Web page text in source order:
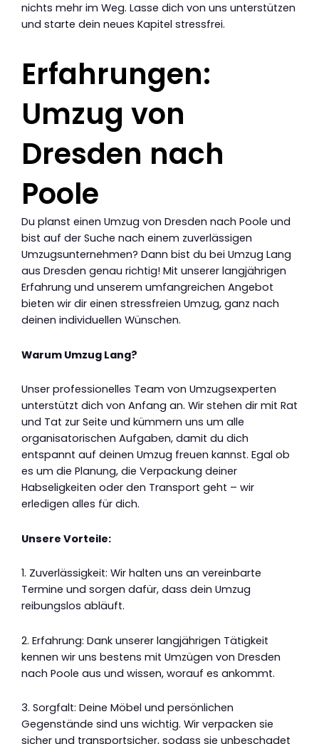
nichts mehr im Weg. Lasse dich von uns unterstützen
und starte dein neues Kapitel stressfrei.
Erfahrungen:
Umzug von
Dresden nach
Poole
Du planst einen Umzug von Dresden nach Poole und
bist auf der Suche nach einem zuverlässigen
Umzugsunternehmen? Dann bist du bei Umzug Lang
aus Dresden genau richtig! Mit unserer langjährigen
Erfahrung und unserem umfangreichen Angebot
bieten wir dir einen stressfreien Umzug, ganz nach
deinen individuellen Wünschen.
Warum Umzug Lang?
Unser professionelles Team von Umzugsexperten
unterstützt dich von Anfang an. Wir stehen dir mit Rat
und Tat zur Seite und kümmern uns um alle
organisatorischen Aufgaben, damit du dich
entspannt auf deinen Umzug freuen kannst. Egal ob
es um die Planung, die Verpackung deiner
Habseligkeiten oder den Transport geht – wir
erledigen alles für dich.
Unsere Vorteile:
1. Zuverlässigkeit: Wir halten uns an vereinbarte
Termine und sorgen dafür, dass dein Umzug
reibungslos abläuft.
2. Erfahrung: Dank unserer langjährigen Tätigkeit
kennen wir uns bestens mit Umzügen von Dresden
nach Poole aus und wissen, worauf es ankommt.
3. Sorgfalt: Deine Möbel und persönlichen
Gegenstände sind uns wichtig. Wir verpacken sie
sicher und transportsicher, sodass sie unbeschadet